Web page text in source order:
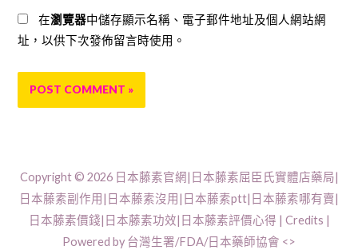
在瀏覽器中儲存顯示名稱、電子郵件地址及個人網站網
址，以供下次發佈留言時使用。
Copyright © 2026 日本藤素官網|日本藤素屈臣氏實體店藥局|
日本藤素副作用|日本藤素沒用|日本藤素ptt|日本藤素哪有賣|
日本藤素價錢|日本藤素功效|日本藤素評價心得 | Credits |
Powered by 台灣生署/FDA/日本藥師協會 <>